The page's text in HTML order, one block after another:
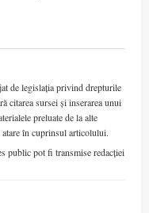
de legislația privind drepturile
citarea sursei și inserarea unui
preluate de la alte
în cuprinsul articolului.
public pot fi transmise redacției